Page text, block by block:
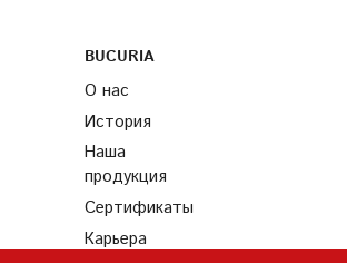
BUCURIA
О нас
История
Наша
продукция
Сертификаты
Карьера